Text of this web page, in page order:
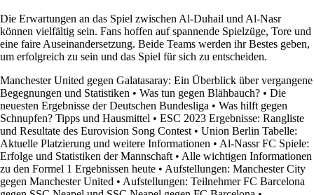
Die Erwartungen an das Spiel zwischen Al-Duhail und Al-Nasr
können vielfältig sein. Fans hoffen auf spannende Spielzüge, Tore und
eine faire Auseinandersetzung. Beide Teams werden ihr Bestes geben,
um erfolgreich zu sein und das Spiel für sich zu entscheiden.
Manchester United gegen Galatasaray: Ein Überblick über vergangene
Begegnungen und Statistiken • Was tun gegen Blähbauch? • Die
neuesten Ergebnisse der Deutschen Bundesliga • Was hilft gegen
Schnupfen? Tipps und Hausmittel • ESC 2023 Ergebnisse: Rangliste
und Resultate des Eurovision Song Contest • Union Berlin Tabelle:
Aktuelle Platzierung und weitere Informationen • Al-Nassr FC Spiele:
Erfolge und Statistiken der Mannschaft • Alle wichtigen Informationen
zu den Formel 1 Ergebnissen heute • Aufstellungen: Manchester City
gegen Manchester United • Aufstellungen: Teilnehmer FC Barcelona